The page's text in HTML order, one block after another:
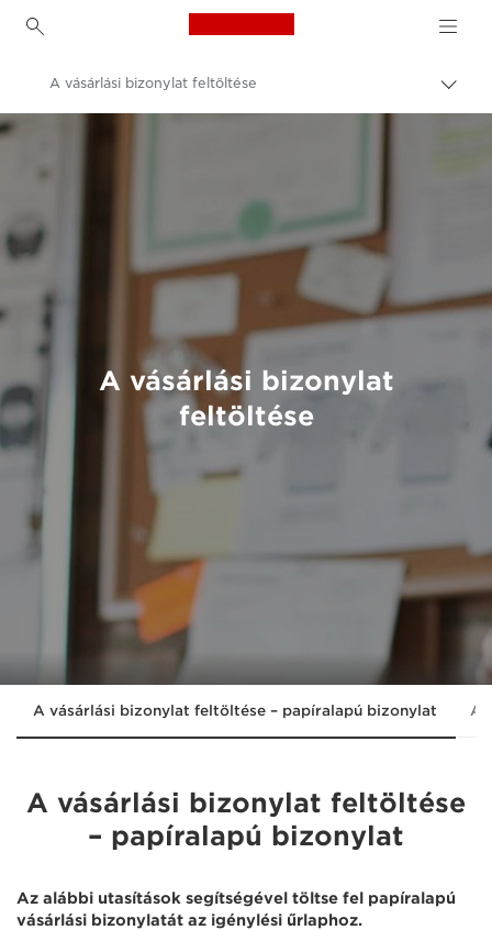
Canon Logo, back to
a
A vásárlási bizonylat feltöltése
A vásárlási bizonylat
feltöltése
A vásárlási bizonylat feltöltése – papíralapú bizonylat A
A vásárlási bizonylat feltöltése
– papíralapú bizonylat
Az alábbi utasítások segítségével töltse fel papíralapú
vásárlási bizonylatát az igénylési űrlaphoz.